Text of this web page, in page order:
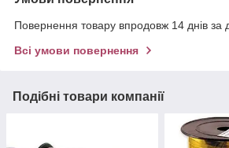
Повернення товару впродовж 14 днів за
Всі умови повернення
Подібні товари компанії